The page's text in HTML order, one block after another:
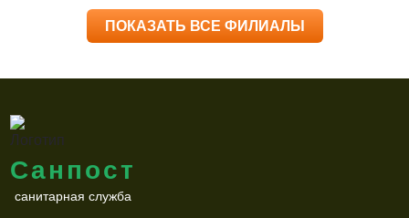
ПОКАЗАТЬ ВСЕ ФИЛИАЛЫ
Санпост
санитарная служба